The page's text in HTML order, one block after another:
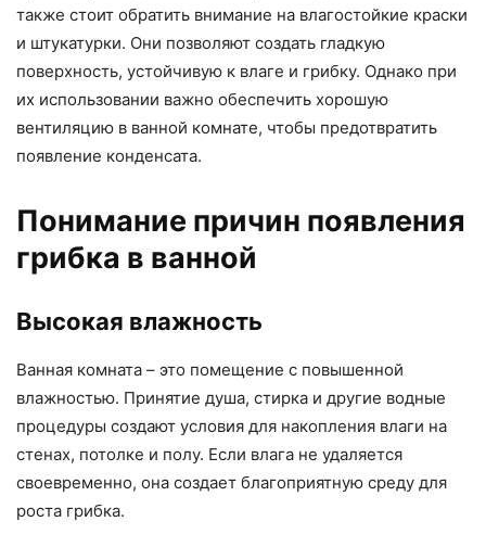
также стоит обратить внимание на влагостойкие краски
и штукатурки. Они позволяют создать гладкую
поверхность, устойчивую к влаге и грибку. Однако при
их использовании важно обеспечить хорошую
вентиляцию в ванной комнате, чтобы предотвратить
появление конденсата.
Понимание причин появления
грибка в ванной
Высокая влажность
Ванная комната – это помещение с повышенной
влажностью. Принятие душа, стирка и другие водные
процедуры создают условия для накопления влаги на
стенах, потолке и полу. Если влага не удаляется
своевременно, она создает благоприятную среду для
роста грибка.